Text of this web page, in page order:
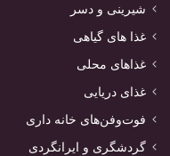
شیرینی و دسر
غذا های گیاهی
غذاهای محلی
غذای دریایی
فوت‌وفن‌های خانه داری
گردشگری و ایرانگردی